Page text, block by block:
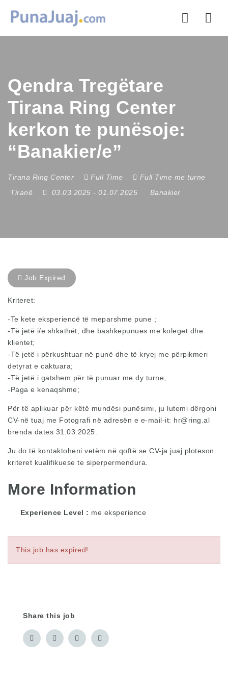
Qendra Tregëtare
Tirana Ring Center
kerkon te punësoje:
“Banakier/e”
Tirana Ring Center Full Time
Full Time me turne
Tiranë
03.03.2025 - 01.07.2025 Banakier
Job Expired
Kriteret:
-Te kete eksperiencë të meparshme pune ;
-Të jetë i/e shkathët, dhe bashkepunues me koleget dhe
klientet;
-Të jetë i përkushtuar në punë dhe të kryej me përpikmeri
detyrat e caktuara;
-Të jetë i gatshem për të punuar me dy turne;
-Paga e kenaqshme;
Për të aplikuar për këtë mundësi punësimi, ju lutemi dërgoni
CV-në tuaj me Fotografi në adresën e e-mail-it: hr@ring.al
brenda dates 31.03.2025.
Ju do të kontaktoheni vetëm në qoftë se CV-ja juaj ploteson
kriteret kualifikuese te siperpermendura.
More Information
Experience Level me eksperience
This job has expired!
Share this job